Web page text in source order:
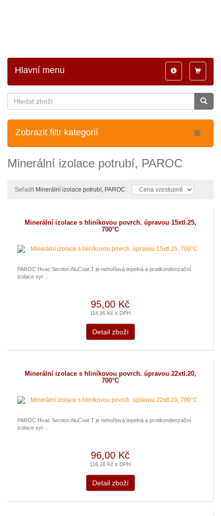
Toggle
Toggle
navigation
Hlavní menu
Zobrazit filtr kategorií
Minerální izolace potrubí, PAROC
Seřadit Minerální izolace potrubí, PAROC
Minerální izolace s hliníkovou povrch. úpravou 15xtl.25,
700°C
PAROC Hvac Section AluCoat T je nehořlavá tepelná a protikondenzační
izolace vyr ..
95,00 Kč
114,95 Kč s DPH
Detail zboží
Minerální izolace s hliníkovou povrch. úpravou 22xtl.20,
700°C
PAROC Hvac Section AluCoat T je nehořlavá tepelná a protikondenzační
izolace vyr ..
96,00 Kč
116,16 Kč s DPH
Detail zboží